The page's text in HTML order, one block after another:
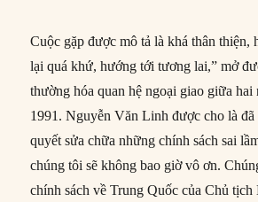
Cuộc gặp được mô tả là khá thân thiện,
lại quá khứ, hướng tới tương lai,” mở
thường hóa quan hệ ngoại giao giữa hai
1991. Nguyễn Văn Linh được cho là đã
quyết sửa chữa những chính sách sai
chúng tôi sẽ không bao giờ vô ơn.
chính sách về Trung Quốc của Chủ